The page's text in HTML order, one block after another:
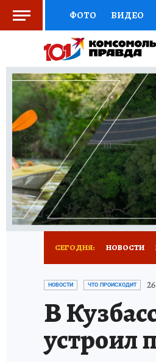
ФОТО ВИДЕО
СОЦПОДДЕРЖКА
ВЫБОР
КНИЖНАЯ ПОЛКА
ПРЕСС-ЦЕНТР
РЕКЛАМА
СЕГОДНЯ: НОВОСТИ
НОВОСТИ ЧТО ПРОИСХОДИТ
В
устроил